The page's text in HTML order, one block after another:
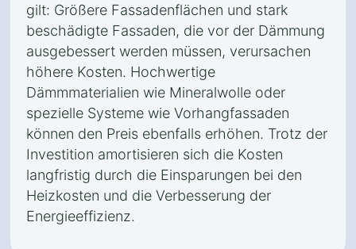
gilt: Größere Fassadenflächen und stark
beschädigte Fassaden, die vor der Dämmung
ausgebessert werden müssen, verursachen
höhere Kosten. Hochwertige
Dämmmaterialien wie Mineralwolle oder
spezielle Systeme wie Vorhangfassaden
können den Preis ebenfalls erhöhen. Trotz der
Investition amortisieren sich die Kosten
langfristig durch die Einsparungen bei den
Heizkosten und die Verbesserung der
Energieeffizienz.